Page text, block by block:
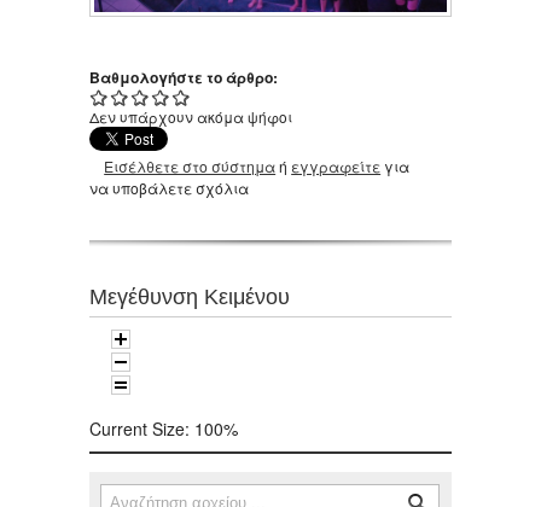
Βαθμολογήστε το άρθρο:
Δεν υπάρχουν ακόμα ψήφοι
Εισέλθετε στο σύστημαή εγγραφείτε για
να υποβάλετε σχόλια
Μεγέθυνση Κειμένου
Current Size: 100%
Φόρμα αναζήτησης
Αναζήτηση